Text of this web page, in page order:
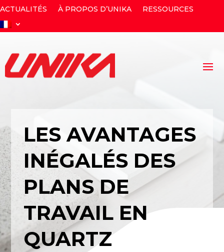
ACTUALITÉS À PROPOS D’UNIKA RESSOURCES
LES AVANTAGES
INÉGALÉS DES
PLANS DE
TRAVAIL EN
QUARTZ